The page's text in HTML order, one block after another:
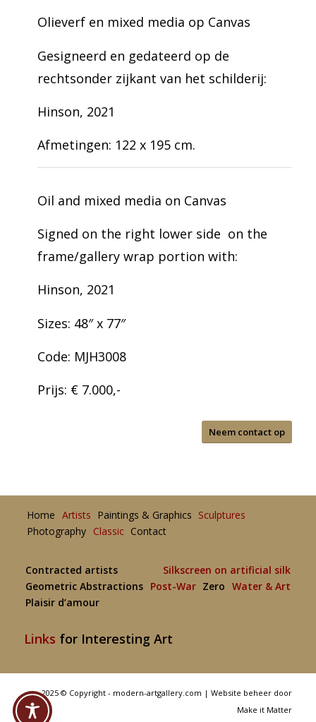
Olieverf en mixed media op Canvas
Gesigneerd en gedateerd op de
rechtsonder zijkant van het schilderij:
Hinson, 2021
Afmetingen: 122 x 195 cm.
Oil and mixed media on Canvas
Signed on the right lower side on the
frame/gallery wrap portion with:
Hinson, 2021
Sizes: 48″ x 77″
Code: MJH3008
Prijs: € 7.000,-
Neem contact op
Home Artists Paintings & Graphics Sculptures
Photography Classic Contact
Contracted artists
Silkscreen on artificial silk
Geometric Abstractions
Post-War Zero Water & Art
Plaisir d’amour
Links for Interesting Art
2025 © Copyright - modern-artgallery.com |Website beheer door
Make it Matter